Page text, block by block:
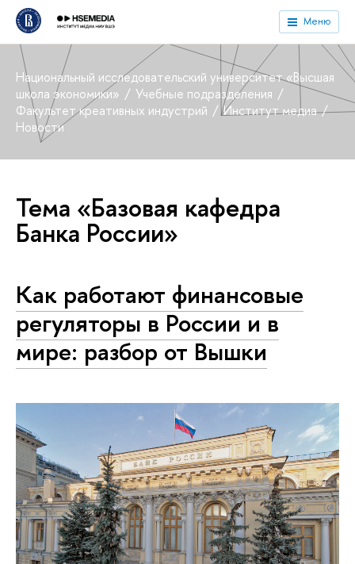
Меню
Национальный исследовательский университет «Высшая
школа экономики»
Учебные подразделения
Факультет креативных индустрий
Институт медиа
Новости
Тема «Базовая кафедра
Банка России»
Как работают финансовые
регуляторы в России и в
мире: разбор от Вышки